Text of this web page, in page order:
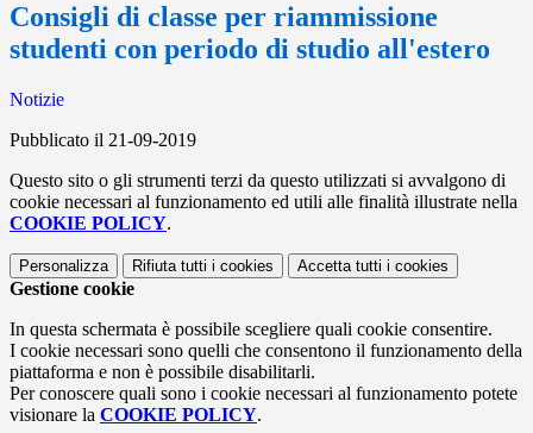
Consigli di classe per riammissione
studenti con periodo di studio all'estero
Notizie
Pubblicato il 21-09-2019
Questo sito o gli strumenti terzi da questo utilizzati si avvalgono di
cookie necessari al funzionamento ed utili alle finalità illustrate nella
COOKIE POLICY.
Personalizza Rifiuta tutti i cookies Accetta tutti i cookies
Gestione cookie
In questa schermata è possibile scegliere quali cookie consentire.
I cookie necessari sono quelli che consentono il funzionamento della
piattaforma e non è possibile disabilitarli.
Per conoscere quali sono i cookie necessari al funzionamento potete
visionare la COOKIE POLICY.